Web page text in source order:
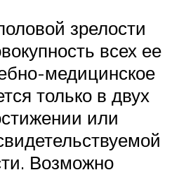
зрелости
всех ее
медицинское
только в двух
или
Возможно